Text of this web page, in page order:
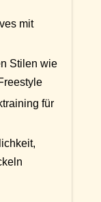
mit
Stilen wie
für